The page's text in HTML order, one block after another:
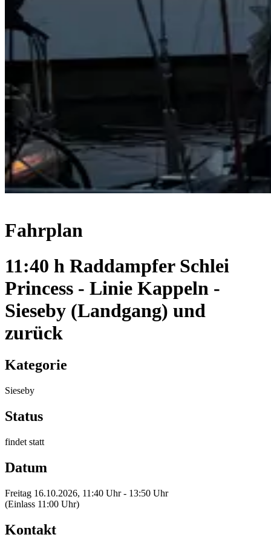
Fahrplan
11:40 h Raddampfer Schlei
Princess - Linie Kappeln -
Sieseby (Landgang) und
zurück
Kategorie
Sieseby
Status
findet statt
Datum
Freitag 16.10.2026, 11:40 Uhr - 13:50 Uhr
(Einlass 11:00 Uhr)
Kontakt